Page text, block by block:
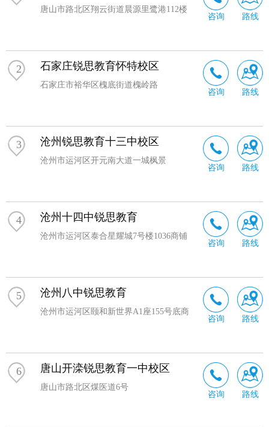
唐山市路北区翔云街道晨源里鹭港112楼
咨询 路线
2 石家庄锐思教育怀特校区
石家庄市裕华区槐底街道槐岭路
咨询 路线
3 沧州锐思教育十三中校区
沧州市运河区开元南大道一城枫景
咨询 路线
4 沧州十四中锐思教育
沧州市运河区泰合星耀城7号楼1036商铺
咨询 路线
5 沧州八中锐思教育
沧州市运河区颐和新世界A1座155号底商
咨询 路线
6 唐山开滦锐思教育一中校区
唐山市路北区煤医道6号
咨询 路线